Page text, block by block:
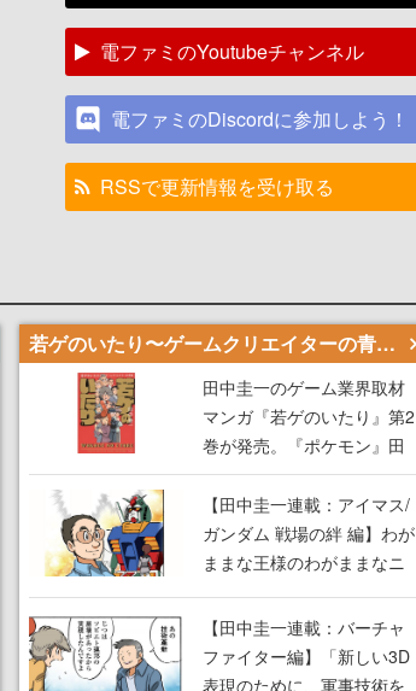
電ファミのYoutubeチャンネル
電ファミのDiscordに参加しよう！
RSSで更新情報を受け取る
若ゲのいたり〜ゲームクリエイターの青春〜
田中圭一のゲーム業界取材
マンガ『若ゲのいたり』第2
巻が発売。『ポケモン』田
尻智さん、『ゼビウス』遠
藤雅伸さんらの貴重なエピ
ソードを収録
【田中圭一連載：アイマス/
ガンダム 戦場の絆 編】わが
ままな王様のわがままなニ
ーズを満たす！──小山順一
朗が貫く姿勢に、ゲームク
リエイターとしての矜持を
見た【若ゲのいたり最終
【田中圭一連載：バーチャ
ファイター編】「新しい3D
表現のために、軍事技術を